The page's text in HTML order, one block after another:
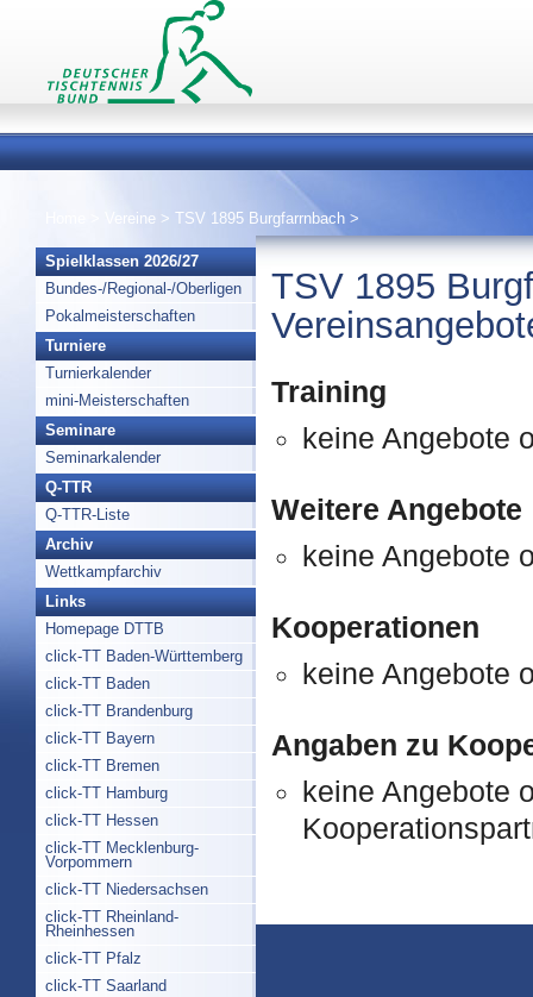
Vereine > TSV 1895 Burgfarrnbach >
Spielklassen 2026/27
Bundes-/Regional-/Oberligen
Pokalmeisterschaften
Turniere
Turnierkalender
mini-Meisterschaften
Seminare
Seminarkalender
Q-TTR
Q-TTR-Liste
Archiv
Wettkampfarchiv
Links
Homepage DTTB
click-TT Baden-Württemberg
click-TT Baden
click-TT Brandenburg
click-TT Bayern
click-TT Bremen
click-TT Hamburg
click-TT Hessen
click-TT Mecklenburg-
Vorpommern
click-TT Niedersachsen
click-TT Rheinland-
Rheinhessen
click-TT Pfalz
click-TT Saarland
TSV 1895
Training
keine Angebote
Weitere Angebote
keine Angebote
Kooperationen
keine Angebote
Angaben zu
keine Angebote